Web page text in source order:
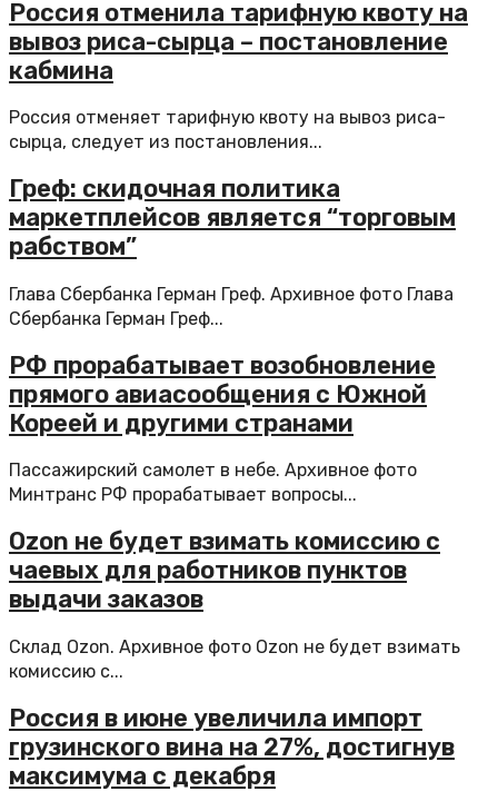
Россия отменила тарифную квоту на
вывоз риса-сырца – постановление
кабмина
Россия отменяет тарифную квоту на вывоз риса-
сырца, следует из постановления...
Греф: скидочная политика
маркетплейсов является “торговым
рабством”
Глава Сбербанка Герман Греф. Архивное фото Глава
Сбербанка Герман Греф...
РФ прорабатывает возобновление
прямого авиасообщения с Южной
Кореей и другими странами
Пассажирский самолет в небе. Архивное фото
Минтранс РФ прорабатывает вопросы...
Оzon не будет взимать комиссию с
чаевых для работников пунктов
выдачи заказов
Склад Ozon. Архивное фото Ozon не будет взимать
комиссию с...
Россия в июне увеличила импорт
грузинского вина на 27%, достигнув
максимума с декабря